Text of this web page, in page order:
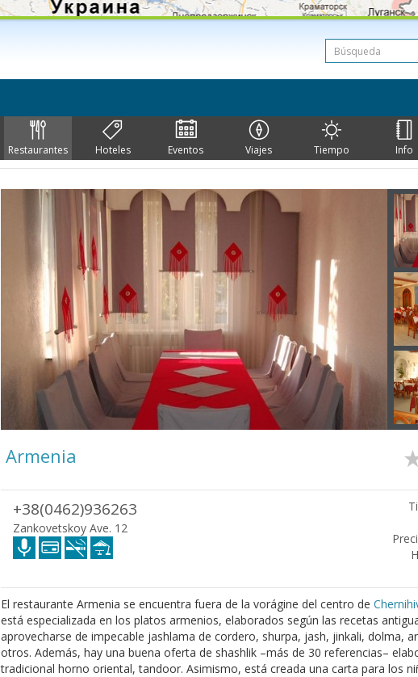
Restaurantes Hoteles Eventos Viajes Tiempo Info
Armenia
+38(0462)936263
Zankovetskoy Ave. 12
El restaurante Armenia se encuentra fuera de la vorágine del centro de
está especializada en los platos armenios, elaborados según las recetas
aprovecharse de impecable jashlama de cordero, shurpa, jash, jinkali, dolma,
otros. Además, hay una buena oferta de shashlik –más de 30 referencias–
tradicional horno oriental, tandoor. Asimismo, está creada una carta para los